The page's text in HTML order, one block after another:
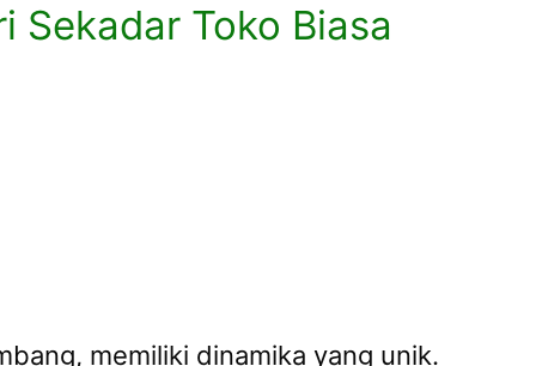
Sekadar Toko Biasa
memiliki dinamika yang unik.